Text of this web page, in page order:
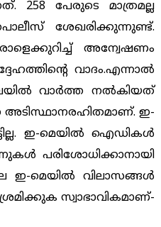
258 പേരുടെ മാത്രമല്ല
ശേഖരിക്കുന്നുണ്ട്.
അന്വേഷണം
വാദം.എന്നാല്‍
വാര്‍ത്ത നല്‍കിയത്
അടിസ്ഥാനരഹിതമാണ്. ഇ-
ഇ-മെയില്‍ ഐഡികള്‍
പരിശോധിക്കാനായി
ഇ-മെയില്‍ വിലാസങ്ങള്‍
സ്വാഭാവികമാണ്-